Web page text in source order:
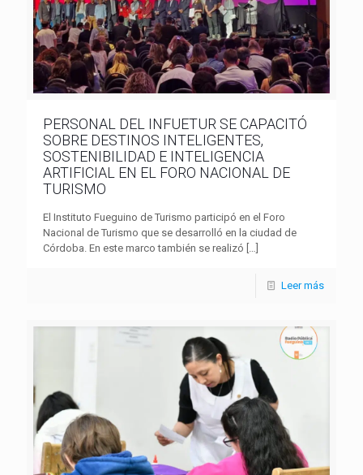
PERSONAL DEL INFUETUR SE CAPACITÓ
SOBRE DESTINOS INTELIGENTES,
SOSTENIBILIDAD E INTELIGENCIA
ARTIFICIAL EN EL FORO NACIONAL DE
TURISMO
El Instituto Fueguino de Turismo participó en el Foro
Nacional de Turismo que se desarrolló en la ciudad de
Córdoba. En este marco también se realizó […]
Leer más